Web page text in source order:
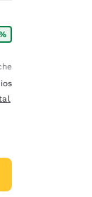
del total